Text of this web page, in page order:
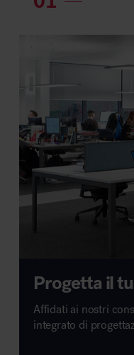
Progetta il
Affidati ai nostri
integrato di